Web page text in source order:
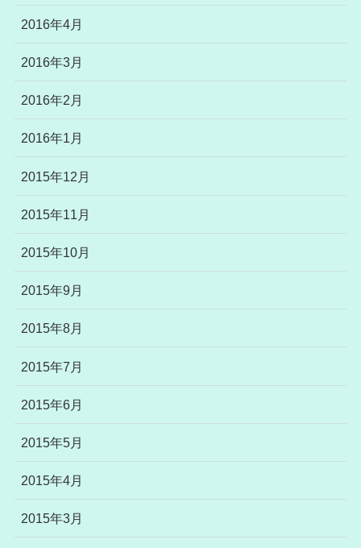
2016年4月
2016年3月
2016年2月
2016年1月
2015年12月
2015年11月
2015年10月
2015年9月
2015年8月
2015年7月
2015年6月
2015年5月
2015年4月
2015年3月